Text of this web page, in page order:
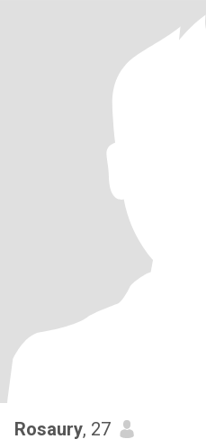
Rosaury, 27